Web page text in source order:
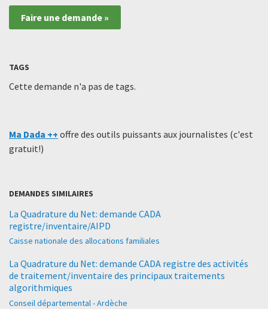
Faire une demande »
TAGS
Cette demande n'a pas de tags.
Ma Dada ++ offre des outils puissants aux journalistes (c'est
gratuit!)
DEMANDES SIMILAIRES
La Quadrature du Net: demande CADA
registre/inventaire/AIPD
Caisse nationale des allocations familiales
La Quadrature du Net: demande CADA registre des activités
de traitement/inventaire des principaux traitements
algorithmiques
Conseil départemental - Ardèche